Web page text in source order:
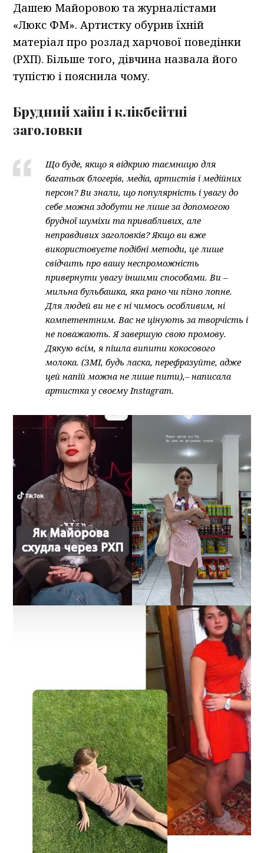
Дашею Майоровою та журналістами
«Люкс ФМ». Артистку обурив їхній
матеріал про розлад харчової поведінки
(РХП). Більше того, дівчина назвала його
тупістю і пояснила чому.
Брудний хайп і клікбейтні
заголовки
Що буде, якщо я відкрию таємницю для
багатьох блогерів, медіа, артистів і медійних
персон? Ви знали, що популярність і увагу до
себе можна здобути не лише за допомогою
брудної шуміхи та привабливих, але
неправдивих заголовків? Якщо ви вже
використовуєте подібні методи, це лише
свідчить про вашу неспроможність
привернути увагу іншими способами. Ви –
мильна бульбашка, яка рано чи пізно лопне.
Для людей ви не є ні чимось особливим, ні
компетентним. Вас не цінують за творчість і
не поважають. Я завершую свою промову.
Дякую всім, я пішла випити кокосового
молока. (ЗМІ, будь ласка, перефразуйте, адже
цей напій можна не лише пити),– написала
артистка у своєму Instagram.